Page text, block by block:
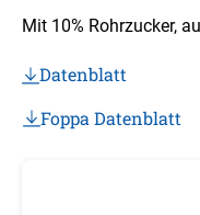
Mit 10% Rohrzucker,
Datenblatt
Foppa Datenblatt